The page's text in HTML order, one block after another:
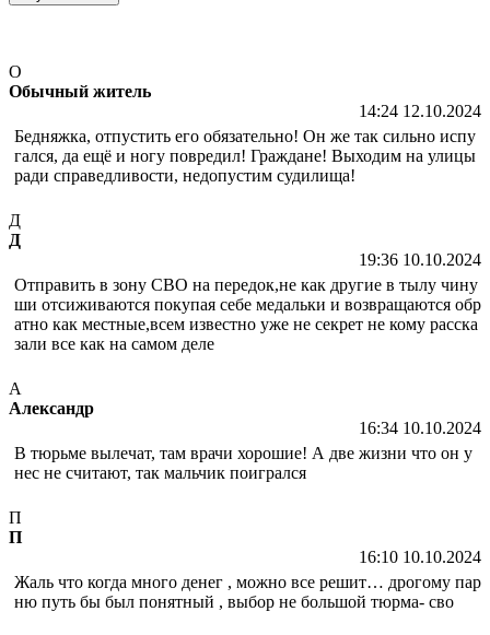
О
Обычный житель
14:24 12.10.2024
Бедняжка, отпустить его обязательно! Он же так сильно испу
гался, да ещё и ногу повредил! Граждане! Выходим на улицы
ради справедливости, недопустим судилища!
Д
Д
19:36 10.10.2024
Отправить в зону СВО на передок,не как другие в тылу чину
ши отсиживаются покупая себе медальки и возвращаются обр
атно как местные,всем известно уже не секрет не кому расска
зали все как на самом деле
А
Александр
16:34 10.10.2024
В тюрьме вылечат, там врачи хорошие! А две жизни что он у
нес не считают, так мальчик поигрался
П
П
16:10 10.10.2024
Жаль что когда много денег , можно все решит… дрогому пар
ню путь бы был понятный , выбор не большой тюрма- сво